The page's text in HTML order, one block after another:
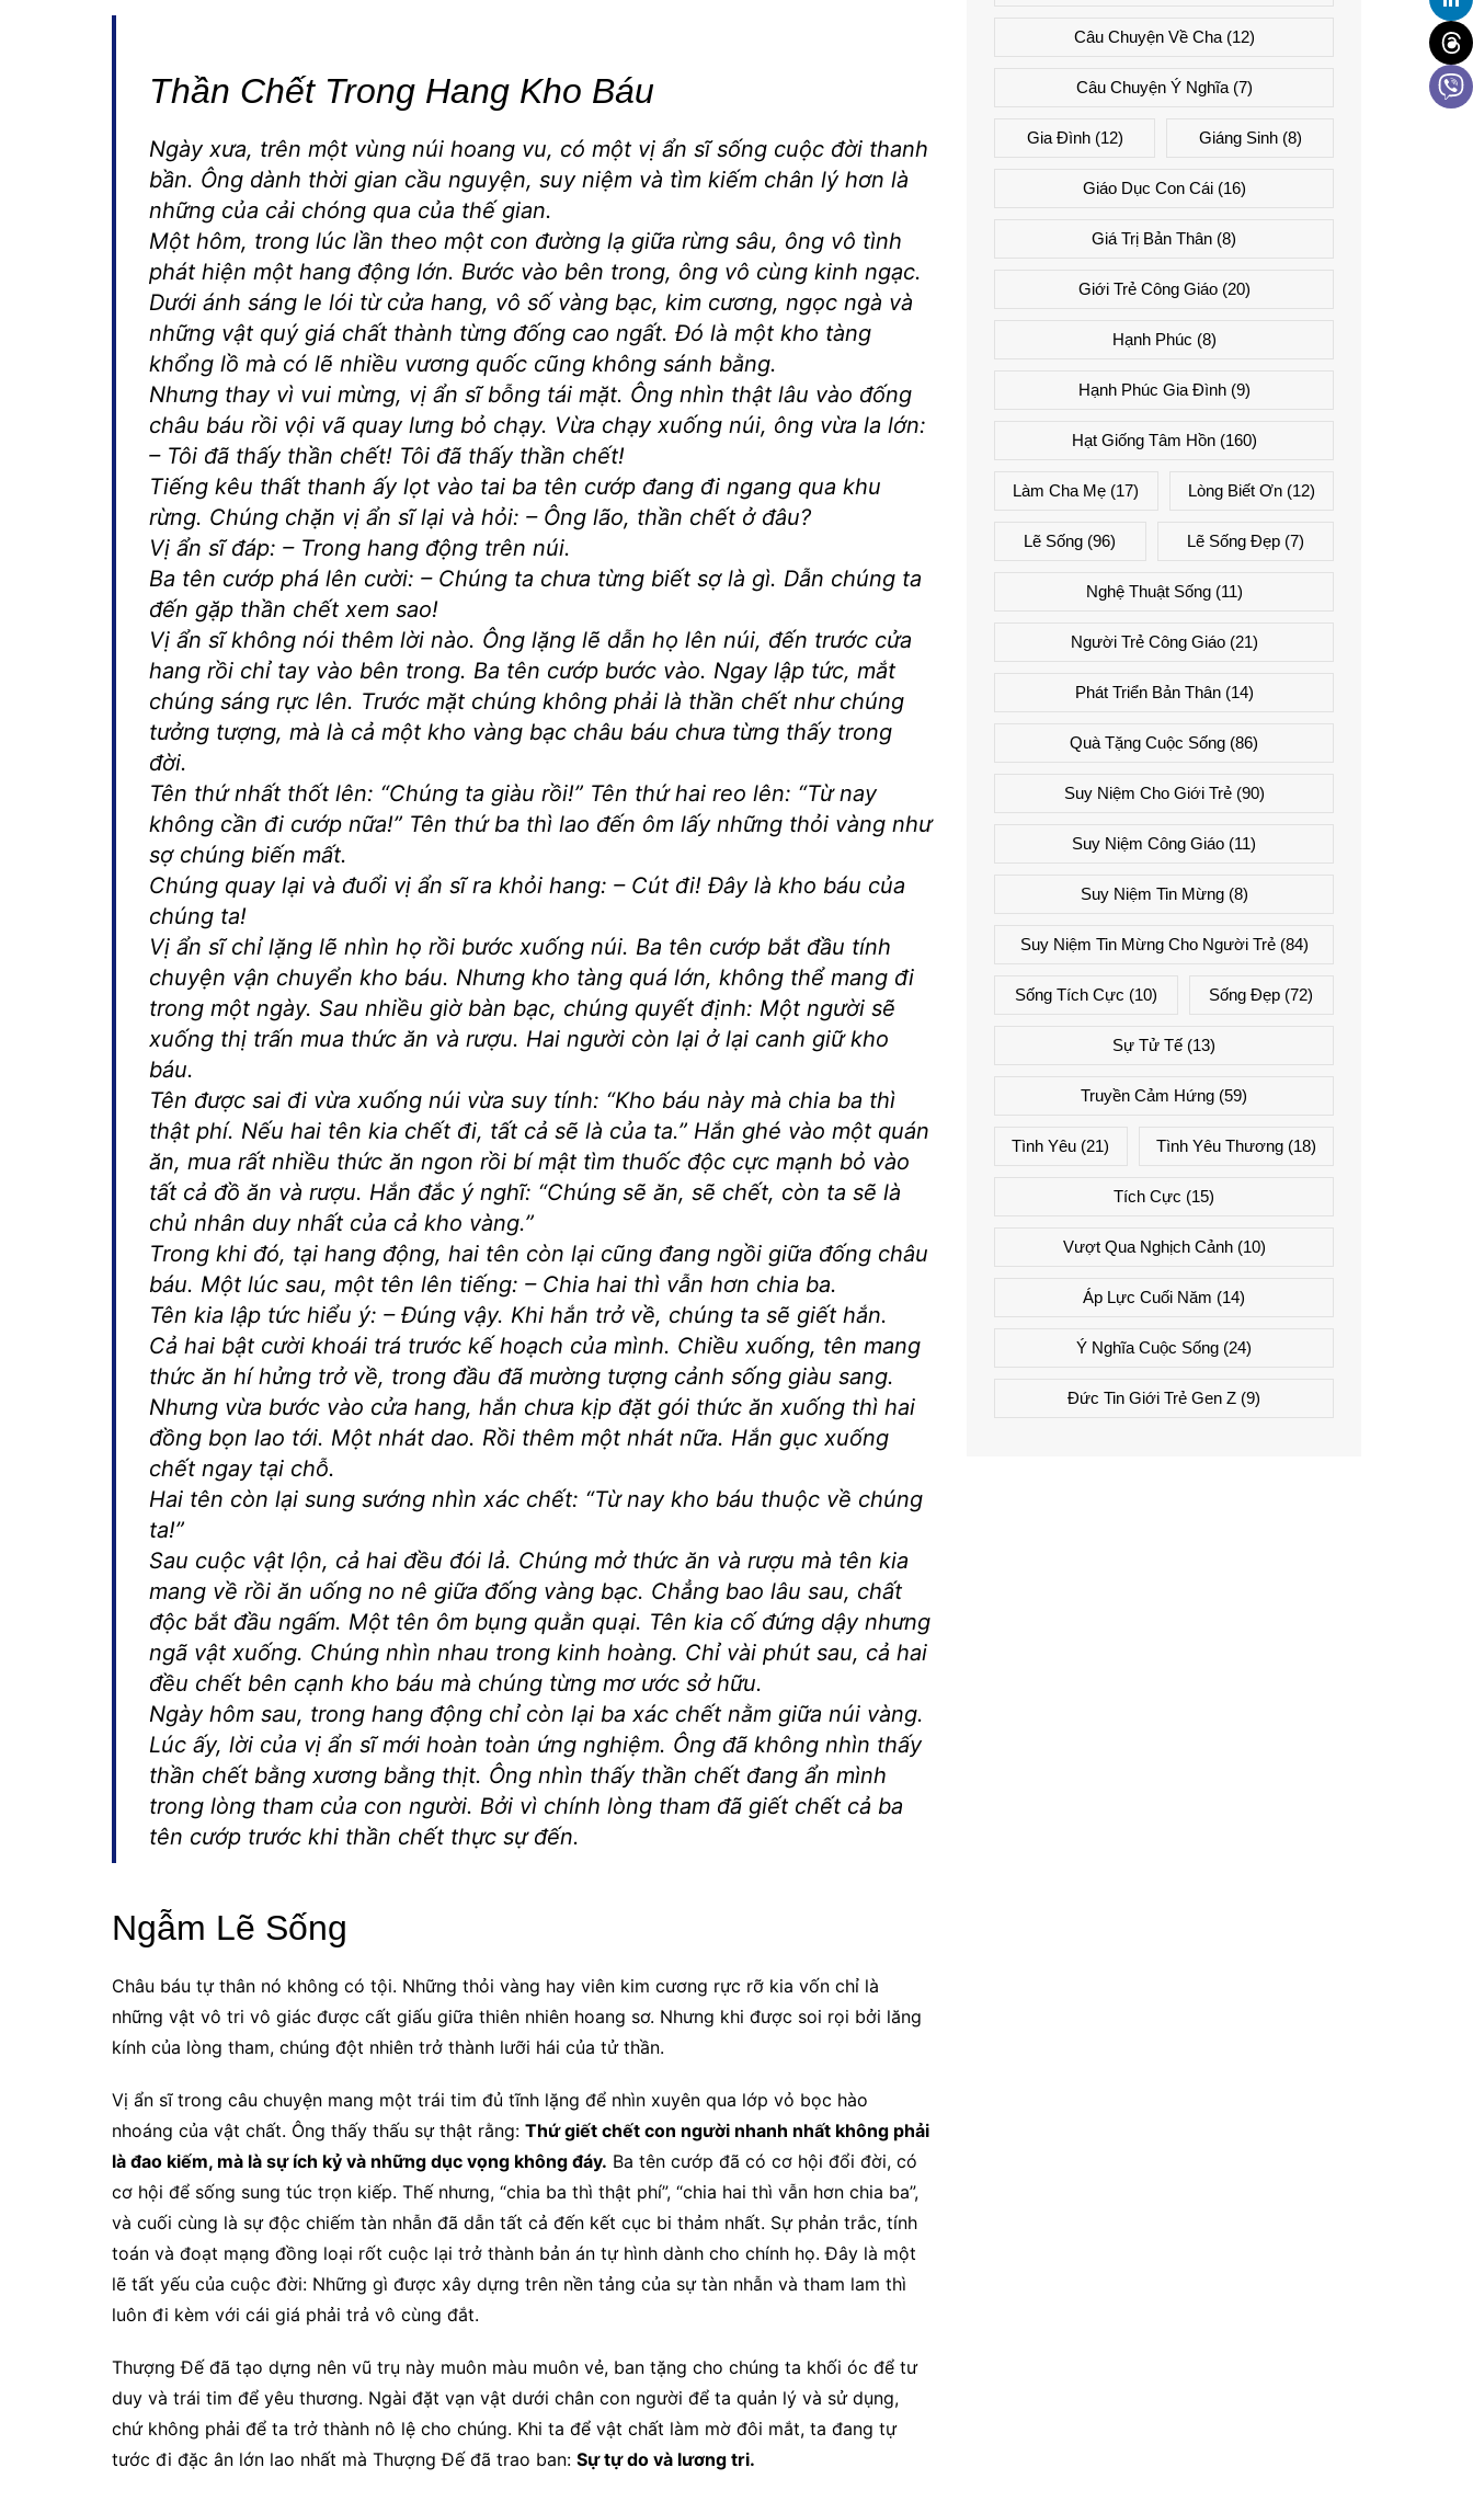
Thần Chết Trong Hang Kho Báu
Ngày xưa, trên một vùng núi hoang vu, có một vị ẩn sĩ sống cuộc đời thanh
bần. Ông dành thời gian cầu nguyện, suy niệm và tìm kiếm chân lý hơn là
những của cải chóng qua của thế gian.
Một hôm, trong lúc lần theo một con đường lạ giữa rừng sâu, ông vô tình
phát hiện một hang động lớn. Bước vào bên trong, ông vô cùng kinh ngạc.
Dưới ánh sáng le lói từ cửa hang, vô số vàng bạc, kim cương, ngọc ngà và
những vật quý giá chất thành từng đống cao ngất. Đó là một kho tàng
khổng lồ mà có lẽ nhiều vương quốc cũng không sánh bằng.
Nhưng thay vì vui mừng, vị ẩn sĩ bỗng tái mặt. Ông nhìn thật lâu vào đống
châu báu rồi vội vã quay lưng bỏ chạy. Vừa chạy xuống núi, ông vừa la lớn:
– Tôi đã thấy thần chết! Tôi đã thấy thần chết!
Tiếng kêu thất thanh ấy lọt vào tai ba tên cướp đang đi ngang qua khu
rừng. Chúng chặn vị ẩn sĩ lại và hỏi: – Ông lão, thần chết ở đâu?
Vị ẩn sĩ đáp: – Trong hang động trên núi.
Ba tên cướp phá lên cười: – Chúng ta chưa từng biết sợ là gì. Dẫn chúng ta
đến gặp thần chết xem sao!
Vị ẩn sĩ không nói thêm lời nào. Ông lặng lẽ dẫn họ lên núi, đến trước cửa
hang rồi chỉ tay vào bên trong. Ba tên cướp bước vào. Ngay lập tức, mắt
chúng sáng rực lên. Trước mặt chúng không phải là thần chết như chúng
tưởng tượng, mà là cả một kho vàng bạc châu báu chưa từng thấy trong
đời.
Tên thứ nhất thốt lên: “Chúng ta giàu rồi!” Tên thứ hai reo lên: “Từ nay
không cần đi cướp nữa!” Tên thứ ba thì lao đến ôm lấy những thỏi vàng như
sợ chúng biến mất.
Chúng quay lại và đuổi vị ẩn sĩ ra khỏi hang: – Cút đi! Đây là kho báu của
chúng ta!
Vị ẩn sĩ chỉ lặng lẽ nhìn họ rồi bước xuống núi. Ba tên cướp bắt đầu tính
chuyện vận chuyển kho báu. Nhưng kho tàng quá lớn, không thể mang đi
trong một ngày. Sau nhiều giờ bàn bạc, chúng quyết định: Một người sẽ
xuống thị trấn mua thức ăn và rượu. Hai người còn lại ở lại canh giữ kho
báu.
Tên được sai đi vừa xuống núi vừa suy tính: “Kho báu này mà chia ba thì
thật phí. Nếu hai tên kia chết đi, tất cả sẽ là của ta.” Hắn ghé vào một quán
ăn, mua rất nhiều thức ăn ngon rồi bí mật tìm thuốc độc cực mạnh bỏ vào
tất cả đồ ăn và rượu. Hắn đắc ý nghĩ: “Chúng sẽ ăn, sẽ chết, còn ta sẽ là
chủ nhân duy nhất của cả kho vàng.”
Trong khi đó, tại hang động, hai tên còn lại cũng đang ngồi giữa đống châu
báu. Một lúc sau, một tên lên tiếng: – Chia hai thì vẫn hơn chia ba.
Tên kia lập tức hiểu ý: – Đúng vậy. Khi hắn trở về, chúng ta sẽ giết hắn.
Cả hai bật cười khoái trá trước kế hoạch của mình. Chiều xuống, tên mang
thức ăn hí hửng trở về, trong đầu đã mường tượng cảnh sống giàu sang.
Nhưng vừa bước vào cửa hang, hắn chưa kịp đặt gói thức ăn xuống thì hai
đồng bọn lao tới. Một nhát dao. Rồi thêm một nhát nữa. Hắn gục xuống
chết ngay tại chỗ.
Hai tên còn lại sung sướng nhìn xác chết: “Từ nay kho báu thuộc về chúng
ta!”
Sau cuộc vật lộn, cả hai đều đói lả. Chúng mở thức ăn và rượu mà tên kia
mang về rồi ăn uống no nê giữa đống vàng bạc. Chẳng bao lâu sau, chất
độc bắt đầu ngấm. Một tên ôm bụng quằn quại. Tên kia cố đứng dậy nhưng
ngã vật xuống. Chúng nhìn nhau trong kinh hoàng. Chỉ vài phút sau, cả hai
đều chết bên cạnh kho báu mà chúng từng mơ ước sở hữu.
Ngày hôm sau, trong hang động chỉ còn lại ba xác chết nằm giữa núi vàng.
Lúc ấy, lời của vị ẩn sĩ mới hoàn toàn ứng nghiệm. Ông đã không nhìn thấy
thần chết bằng xương bằng thịt. Ông nhìn thấy thần chết đang ẩn mình
trong lòng tham của con người. Bởi vì chính lòng tham đã giết chết cả ba
tên cướp trước khi thần chết thực sự đến.
Ngẫm Lẽ Sống
Châu báu tự thân nó không có tội. Những thỏi vàng hay viên kim cương rực rỡ kia vốn chỉ là
những vật vô tri vô giác được cất giấu giữa thiên nhiên hoang sơ. Nhưng khi được soi rọi bởi lăng
kính của lòng tham, chúng đột nhiên trở thành lưỡi hái của tử thần.
Vị ẩn sĩ trong câu chuyện mang một trái tim đủ tĩnh lặng để nhìn xuyên qua lớp vỏ bọc hào
nhoáng của vật chất. Ông thấy thấu sự thật rằng: Thứ giết chết con người nhanh nhất không phải
là đao kiếm, mà là sự ích kỷ và những dục vọng không đáy. Ba tên cướp đã có cơ hội đổi đời, có
cơ hội để sống sung túc trọn kiếp. Thế nhưng, “chia ba thì thật phí”, “chia hai thì vẫn hơn chia ba”,
và cuối cùng là sự độc chiếm tàn nhẫn đã dẫn tất cả đến kết cục bi thảm nhất. Sự phản trắc, tính
toán và đoạt mạng đồng loại rốt cuộc lại trở thành bản án tự hình dành cho chính họ. Đây là một
lẽ tất yếu của cuộc đời: Những gì được xây dựng trên nền tảng của sự tàn nhẫn và tham lam thì
luôn đi kèm với cái giá phải trả vô cùng đắt.
Thượng Đế đã tạo dựng nên vũ trụ này muôn màu muôn vẻ, ban tặng cho chúng ta khối óc để tư
duy và trái tim để yêu thương. Ngài đặt vạn vật dưới chân con người để ta quản lý và sử dụng,
chứ không phải để ta trở thành nô lệ cho chúng. Khi ta để vật chất làm mờ đôi mắt, ta đang tự
tước đi đặc ân lớn lao nhất mà Thượng Đế đã trao ban: Sự tự do và lương tri.
Câu Chuyện Về Cha(12)
Câu Chuyện Ý Nghĩa(7)
Gia Đình(12) Giáng Sinh(8)
Giáo Dục Con Cái(16)
Giá Trị Bản Thân (8)
Giới Trẻ Công Giáo(20)
Hạnh Phúc (8)
Hạnh Phúc Gia Đình(9)
Hạt Giống Tâm Hồn(160)
Làm Cha Mẹ (17) Lòng Biết Ơn(12)
Lẽ Sống (96) Lẽ Sống Đẹp(7)
Nghệ Thuật Sống(11)
Người Trẻ Công Giáo(21)
Phát Triển Bản Thân(14)
Quà Tặng Cuộc Sống (86)
Suy Niệm Cho Giới Trẻ(90)
Suy Niệm Công Giáo (11)
Suy Niệm Tin Mừng(8)
Suy Niệm Tin Mừng Cho Người Trẻ(84)
Sống Tích Cực (10) Sống Đẹp (72)
Sự Tử Tế (13)
Truyền Cảm Hứng (59)
Tình Yêu (21) Tình Yêu Thương(18)
Tích Cực (15)
Vượt Qua Nghịch Cảnh(10)
Áp Lực Cuối Năm (14)
Ý Nghĩa Cuộc Sống (24)
Đức Tin Giới Trẻ Gen Z (9)